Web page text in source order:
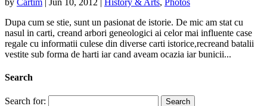
Dupa cum se stie, sunt un pasionat de istorie. De mic am stat cu
nasul in carti, creand arbori geneologici ai celor mai influente case
regale cu informatii culese din diverse carti istorice,recreand batalii
vestite sub forma de harti iar cand aveam ocazia iar bunicii...
Search
Search for: